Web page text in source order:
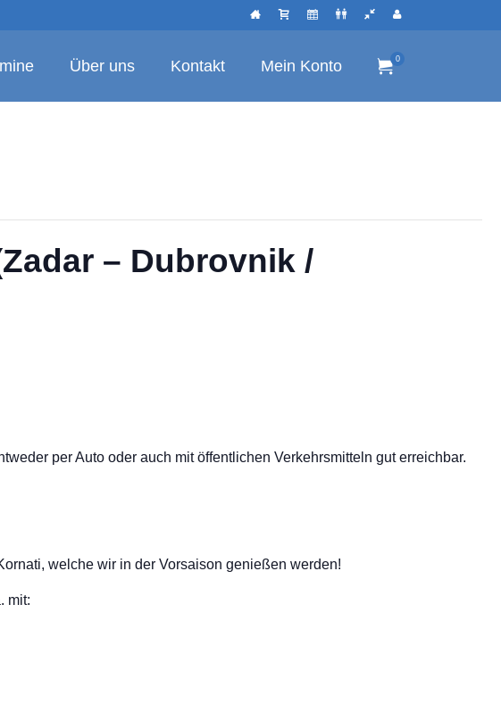
Über uns Kontakt Mein Konto 0
– Dubrovnik /
per Auto oder auch mit öffentlichen Verkehrsmitteln gut erreichbar.
welche wir in der Vorsaison genießen werden!
mit: